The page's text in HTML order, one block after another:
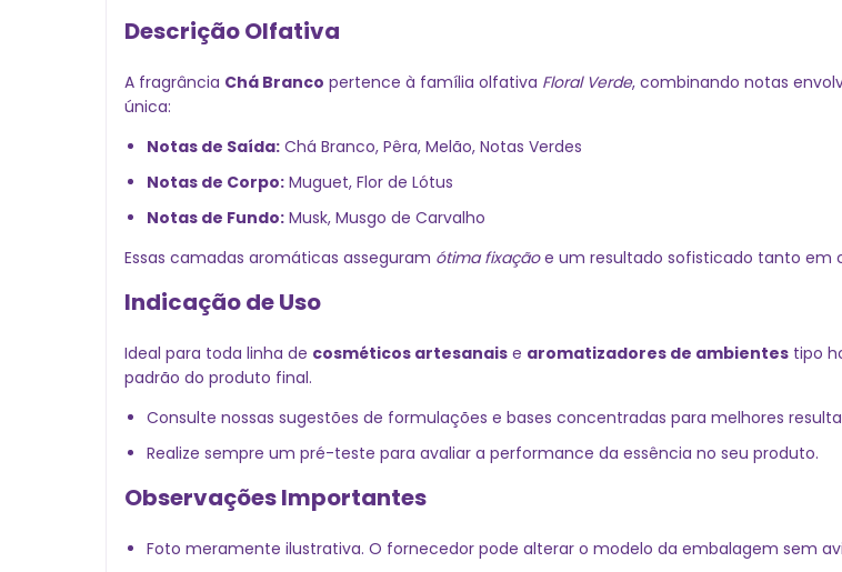
Descrição Olfativa
A fragrância Chá Branco pertence à família olfativa Floral Verde, combinando notas
única:
Notas de Saída: Chá Branco, Pêra, Melão, Notas Verdes
Notas de Corpo: Muguet, Flor de Lótus
Notas de Fundo: Musk, Musgo de Carvalho
Essas camadas aromáticas asseguram ótima fixaçãoe um resultado sofisticado tanto em
Indicação de Uso
Ideal para toda linha de cosméticos artesanais e aromatizadores de ambientes tipo
padrão do produto final.
Consulte nossas sugestões de formulações e bases concentradas para melhores
Realize sempre um pré-teste para avaliar a performance da essência no seu produto.
Observações Importantes
Foto meramente ilustrativa. O fornecedor pode alterar o modelo da embalagem sem